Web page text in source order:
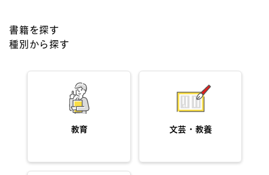
書籍を探す
種別から探す
教育 文芸・教養